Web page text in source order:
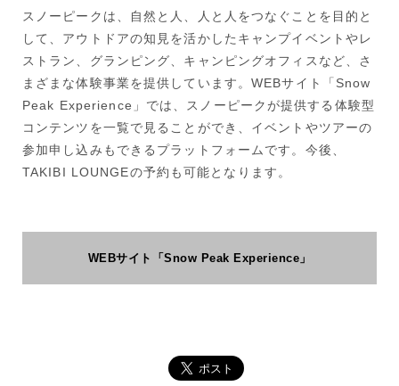
スノーピークは、自然と人、人と人をつなぐことを目的と
して、アウトドアの知見を活かしたキャンプイベントやレ
ストラン、グランピング、キャンピングオフィスなど、さ
まざまな体験事業を提供しています。WEBサイト「Snow
Peak Experience」では、スノーピークが提供する体験型
コンテンツを一覧で見ることができ、イベントやツアーの
参加申し込みもできるプラットフォームです。今後、
TAKIBI LOUNGEの予約も可能となります。
WEBサイト「Snow Peak Experience」